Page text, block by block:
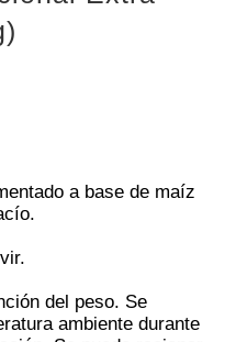
a base de maíz
del peso. Se
ambiente durante